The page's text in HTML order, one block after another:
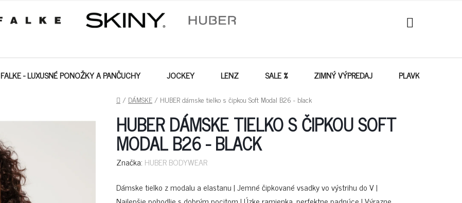
NÁKUPNÝ
KOŠÍK
FALKE - LUXUSNÉ PONOŽKY A PANČUCHY JOCKEY LENZ SALE % ZIMNÝ VÝPREDAJ PLAVKY -
DOMOV
/ DÁMSKE/ HUBER dámske tielko s čipkou Soft Modal B26 - black
HUBER DÁMSKE TIELKO S ČIPKOU SOFT
MODAL B26 - BLACK
Značka: HUBER BODYWEAR
Dámske tielko z modalu a elastanu | Jemné čipkované vsadky vo výstrihu do V |